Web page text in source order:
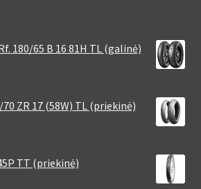
180/65 B 16 81H TL (galinė)
ZR 17 (58W) TL (priekinė)
TT (priekinė)